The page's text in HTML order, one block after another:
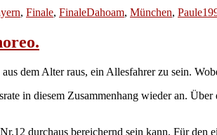
, Finale, FinaleDahoam, München, Paule
dem Alter raus, ein Allesfahrer zu sein.
in diesem Zusammenhang wieder an.
durchaus bereichernd sein kann. Für